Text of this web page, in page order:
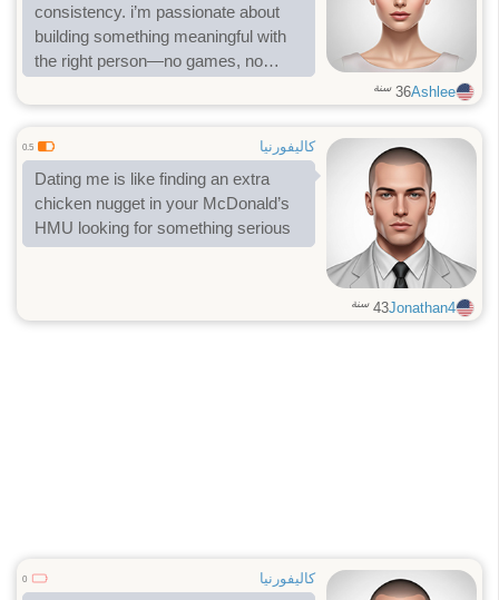
consistency. i’m passionate about
building something meaningful with
the right person—no games, no
genuinely want each other and are
Ashlee
36 سنة
كاليفورنيا 0.5
Dating me is like finding an extra
chicken nugget in your McDonald’s
HMU looking for something serious
Jonathan4
43 سنة
كاليفورنيا 0